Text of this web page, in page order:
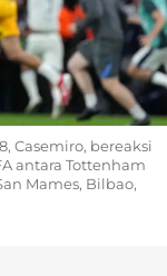
Casemiro, bereaksi
antara Tottenham
Mames, Bilbao,